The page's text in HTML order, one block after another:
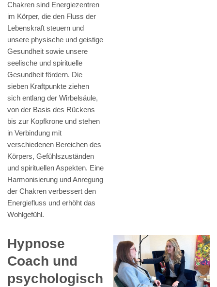
Chakren sind Energiezentren
im Körper, die den Fluss der
Lebenskraft steuern und
unsere physische und geistige
Gesundheit sowie unsere
seelische und spirituelle
Gesundheit fördern. Die
sieben Kraftpunkte ziehen
sich entlang der Wirbelsäule,
von der Basis des Rückens
bis zur Kopfkrone und stehen
in Verbindung mit
verschiedenen Bereichen des
Körpers, Gefühlszuständen
und spirituellen Aspekten. Eine
Harmonisierung und Anregung
der Chakren verbessert den
Energiefluss und erhöht das
Wohlgefühl.
Hypnose
Coach und
psychologisch